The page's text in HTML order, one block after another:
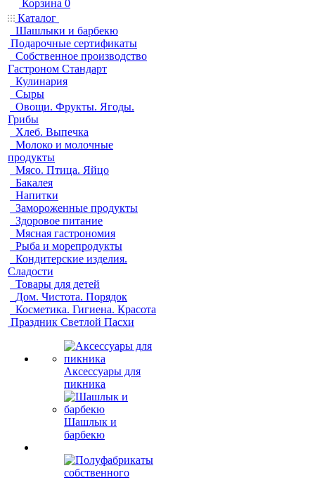
Корзина 0
Каталог
Шашлыки и барбекю
Подарочные сертификаты
Собственное производство
Гастроном Стандарт
Кулинария
Сыры
Овощи. Фрукты. Ягоды.
Грибы
Хлеб. Выпечка
Молоко и молочные
продукты
Мясо. Птица. Яйцо
Бакалея
Напитки
Замороженные продукты
Здоровое питание
Мясная гастрономия
Рыба и морепродукты
Кондитерские изделия.
Сладости
Товары для детей
Дом. Чистота. Порядок
Косметика. Гигиена. Красота
Праздник Светлой Пасхи
Аксессуары для
пикника
Шашлык и
барбекю